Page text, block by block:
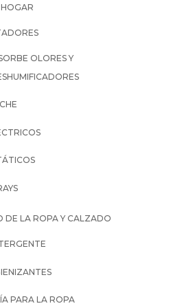
OLORES Y
DE LA ROPA Y CALZADO
PARA LA ROPA